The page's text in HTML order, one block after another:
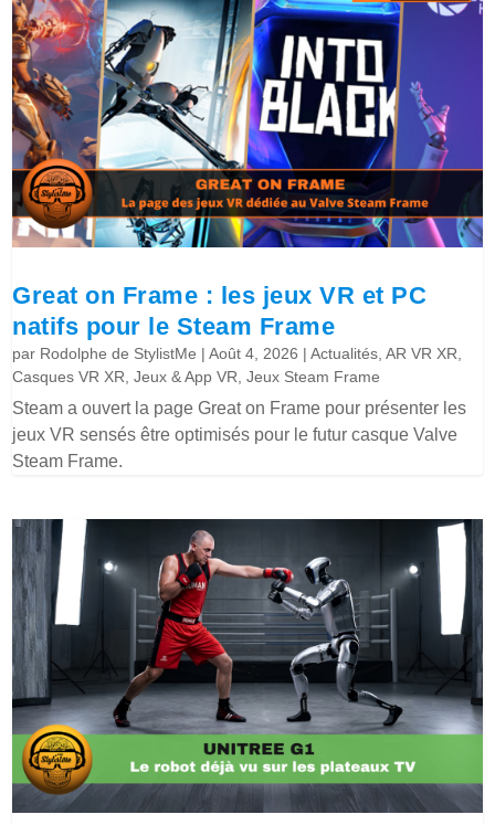
Great on Frame : les jeux VR et PC
natifs pour le Steam Frame
par Rodolphe de StylistMe |Août 4, 2026 |Actualités,AR VR XR,
Casques VR XR,Jeux & App VR,Jeux Steam Frame
Steam a ouvert la page Great on Frame pour présenter les
jeux VR sensés être optimisés pour le futur casque Valve
Steam Frame.